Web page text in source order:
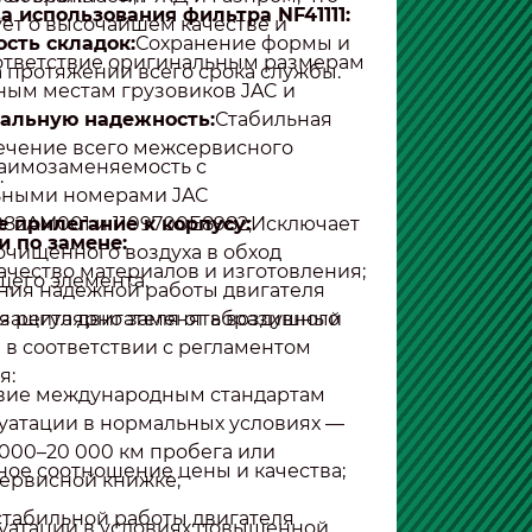
складок:Сохранение формы и
протяжении всего срока службы.
надежность:Стабильная
всего межсервисного
прилегание к корпусу:Исключает
воздуха в обход
элемента.
о высочайшем качестве и
фильтра NF41111:
оригинальным размерам
местам грузовиков JAC и
с
номерами JAC
и 1109700E8982;
материалов и изготовления;
двигателя от абразивного
международным стандартам
соотношение цены и качества;
работы двигателя
по замене:
надежной работы двигателя
регулярно заменять воздушный
в соответствии с регламентом
в нормальных условиях —
000 км пробега или
книжке;